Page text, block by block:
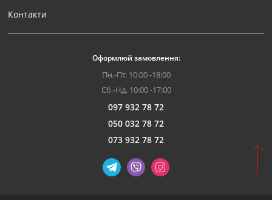
Контакти
Оформлюй замовлення:
Пн.-Пт. 10:00 -18:00
Сб.-Нд. 10:00 -17:00
097 932 78 72
050 032 78 72
073 932 78 72